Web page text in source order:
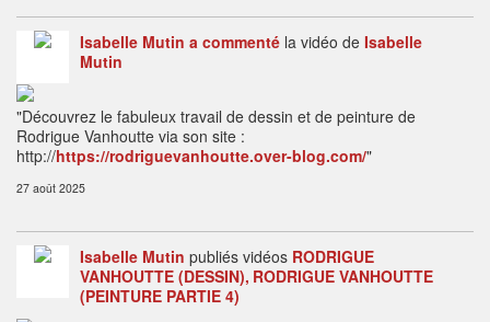
Isabelle Mutin a commenté la vidéo de Isabelle
Mutin
"Découvrez le fabuleux travail de dessin et de peinture de
Rodrigue Vanhoutte via son site :
http://https://rodriguevanhoutte.over-blog.com/"
27 août 2025
Isabelle Mutin publiés vidéos RODRIGUE
VANHOUTTE (DESSIN) RODRIGUE VANHOUTTE
(PEINTURE PARTIE 4)